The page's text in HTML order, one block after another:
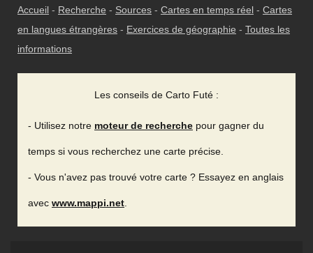
Accueil - Recherche - Sources - Cartes en temps réel - Cartes
en langues étrangères - Exercices de géographie - Toutes les
informations
Les conseils de Carto Futé :
- Utilisez notre moteur de recherche pour gagner du
temps si vous recherchez une carte précise.
- Vous n'avez pas trouvé votre carte ? Essayez en anglais
avec www.mappi.net